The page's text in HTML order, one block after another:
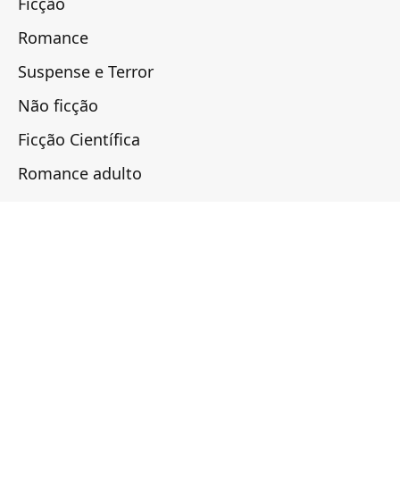
Romance
Suspense e Terror
Não ficção
Ficção Científica
Romance adulto